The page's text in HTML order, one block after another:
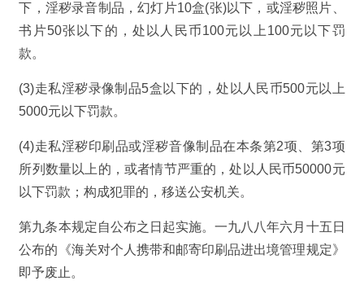
下，淫秽录音制品，幻灯片10盒(张)以下，或淫秽照片、
书片50张以下的，处以人民币100元以上100元以下罚
款。
(3)走私淫秽录像制品5盒以下的，处以人民币500元以上
5000元以下罚款。
(4)走私淫秽印刷品或淫秽音像制品在本条第2项、第3项
所列数量以上的，或者情节严重的，处以人民币50000元
以下罚款；构成犯罪的，移送公安机关。
第九条本规定自公布之日起实施。一九八八年六月十五日
公布的《海关对个人携带和邮寄印刷品进出境管理规定》
即予废止。